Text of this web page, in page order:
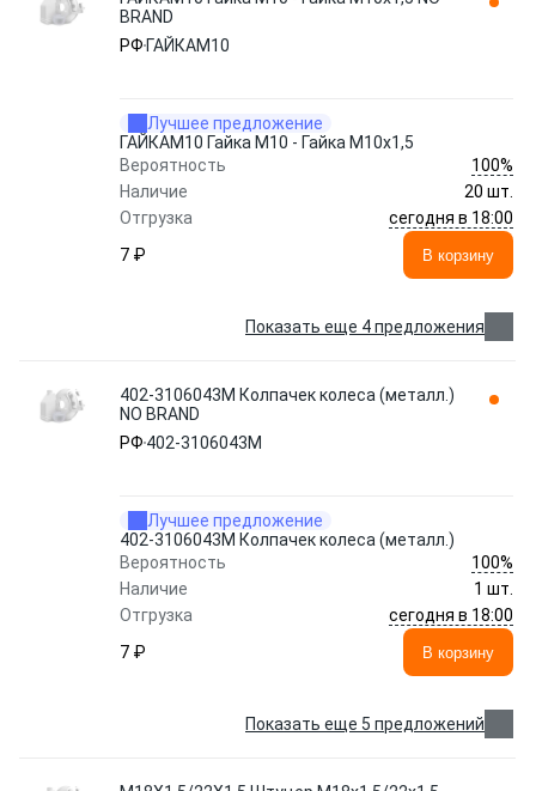
BRAND
РФ ГАЙКАМ10
Лучшее предложение
ГАЙКАМ10 Гайка М10 - Гайка М10х1,5
Вероятность
100%
Наличие
20 шт.
Отгрузка
сегодня в 18:00
7 ₽
В корзину
Показать еще 4 предложения
402-3106043М Колпачек колеса (металл.)
NO BRAND
РФ 402-3106043М
Лучшее предложение
402-3106043М Колпачек колеса (металл.)
Вероятность
100%
Наличие
1 шт.
Отгрузка
сегодня в 18:00
7 ₽
В корзину
Показать еще 5 предложений